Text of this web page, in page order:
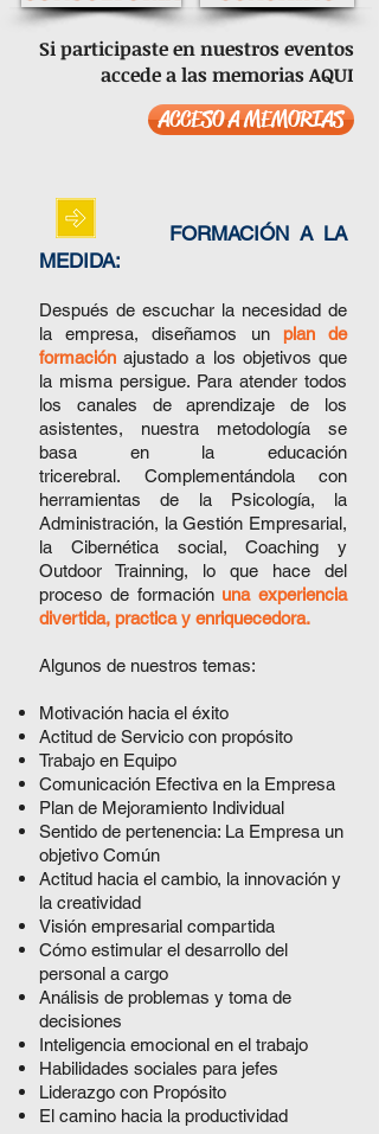
Si participaste en nuestros eventos
accede a las memorias AQUI
ACCESO A MEMORIAS
FORMACIÓN A LA
MEDIDA:
Después de escuchar la necesidad de
la empresa, diseñamos un plan de
formaciónajustado a los objetivos que
la misma persigue. Para atender todos
los canales de aprendizaje de los
asistentes, nuestra metodología se
basa en la educación
tricerebral. Complementándola con
herramientas de la Psicología, la
Administración, la Gestión Empresarial,
la Cibernética social, Coaching y
Outdoor Trainning, lo que hace del
proceso de formación una experiencia
divertida, practica y enriquecedora.
Algunos de nuestros temas:
Motivación hacia el éxito
Actitud de Servicio con propósito
Trabajo en Equipo
Comunicación Efectiva en la Empresa
Plan de Mejoramiento Individual
Sentido de pertenencia: La Empresa un
objetivo Común
Actitud hacia el cambio, la innovación y
la creatividad
Visión empresarial compartida
Cómo estimular el desarrollo del
personal a cargo
Análisis de problemas y toma de
decisiones
Inteligencia emocional en el trabajo
Habilidades sociales para jefes
Liderazgo con Propósito
El camino hacia la productividad